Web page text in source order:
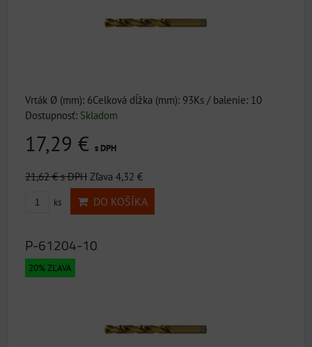
Vrták Ø (mm): 6Celková dĺžka (mm): 93Ks / balenie: 10
Dostupnosť: Skladom
17,29 € s DPH
21,62 €s DPH Zľava 4,32 €
ks DO KOŠÍKA
P-61204-10
20% ZĽAVA